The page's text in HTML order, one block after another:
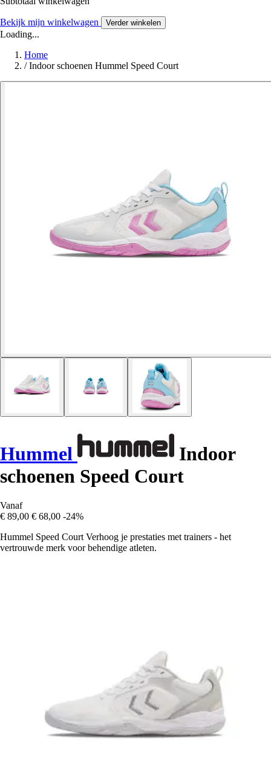
Bekijk mijn winkelwagen Verder winkelen
Loading...
Home
/ Indoor schoenen Hummel Speed Court
Hummel
Indoor
schoenen Speed Court
Vanaf
€ 89,00 € 68,00 -24%
Hummel Speed Court Verhoog je prestaties met trainers - het
vertrouwde merk voor behendige atleten.